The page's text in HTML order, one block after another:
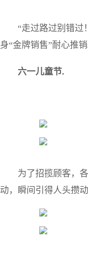
“走过路过别错过
身“金牌销售”耐心推销
六一儿童节.
为了招揽顾客，
动，瞬间引得人头攒动